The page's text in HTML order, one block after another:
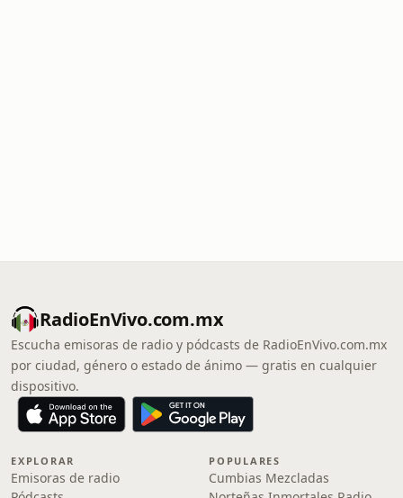
RadioEnVivo.com.mx
Escucha emisoras de radio y pódcasts de RadioEnVivo.com.mx
por ciudad, género o estado de ánimo — gratis en cualquier
dispositivo.
EXPLORAR
Emisoras de radio
POPULARES
Cumbias Mezcladas